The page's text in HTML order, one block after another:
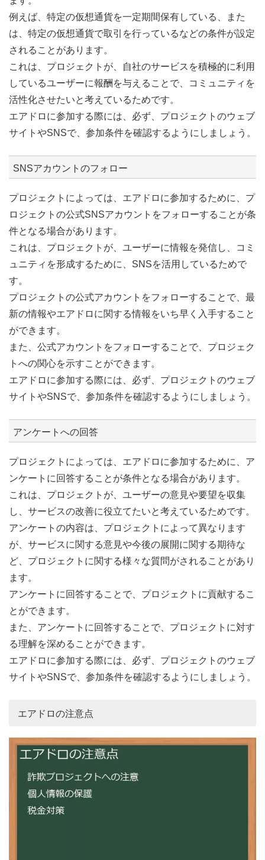
例えば、特定の仮想通貨を一定期間保有している、また
は、特定の仮想通貨で取引を行っているなどの条件が設定
されることがあります。
これは、プロジェクトが、自社のサービスを積極的に利用
しているユーザーに報酬を与えることで、コミュニティを
活性化させたいと考えているためです。
エアドロに参加する際には、必ず、プロジェクトのウェブ
サイトやSNSで、参加条件を確認するようにしましょう。
SNSアカウントのフォロー
プロジェクトによっては、エアドロに参加するために、プ
ロジェクトの公式SNSアカウントをフォローすることが条
件となる場合があります。
これは、プロジェクトが、ユーザーに情報を発信し、コミ
ュニティを形成するために、SNSを活用しているためで
す。
プロジェクトの公式アカウントをフォローすることで、最
新の情報やエアドロに関する情報をいち早く入手すること
ができます。
また、公式アカウントをフォローすることで、プロジェク
トへの関心を示すことができます。
エアドロに参加する際には、必ず、プロジェクトのウェブ
サイトやSNSで、参加条件を確認するようにしましょう。
アンケートへの回答
プロジェクトによっては、エアドロに参加するために、ア
ンケートに回答することが条件となる場合があります。
これは、プロジェクトが、ユーザーの意見や要望を収集
し、サービスの改善に役立てたいと考えているためです。
アンケートの内容は、プロジェクトによって異なります
が、サービスに関する意見や今後の展開に関する期待な
ど、プロジェクトに関する様々な質問がされることがあり
ます。
アンケートに回答することで、プロジェクトに貢献するこ
とができます。
また、アンケートに回答することで、プロジェクトに対す
る理解を深めることができます。
エアドロに参加する際には、必ず、プロジェクトのウェブ
サイトやSNSで、参加条件を確認するようにしましょう。
エアドロの注意点